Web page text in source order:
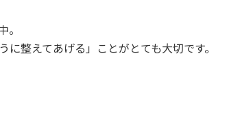
。
整えてあげる」ことがとても大切です。